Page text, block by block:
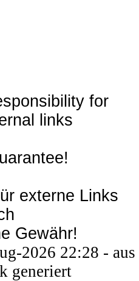
for
links
externe Links
Gewähr!
2026 22:28 - aus
generiert